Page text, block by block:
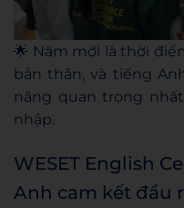
🌟 Năm mới là thời
bản thân, và tiếng
năng quan trọng
nhập.
WESET English
Anh cam kết đầu